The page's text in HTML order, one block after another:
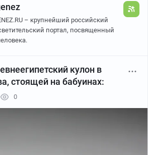
– крупнейший российский
портал, посвященный
кулон в
стоящей на бабуинах:
0